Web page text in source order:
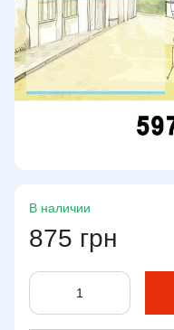
В наличии
875 грн